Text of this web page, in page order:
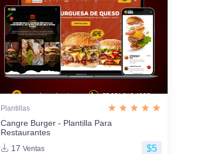
Plantillas
Cangre Burger - Plantilla Para
Restaurantes
17 Ventas $5